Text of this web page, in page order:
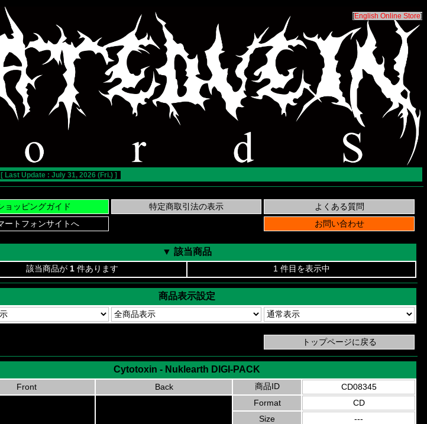
[English Online Store]
[ Last Update : July 31, 2026 (Fri.) ]
▼ 該当商品
該当商品が 1 件あります 1 件目を表示中
商品表示設定
Cytotoxin - Nuklearth DIGI-PACK
Front Back 商品ID
CD08345
Format
CD
Size
---